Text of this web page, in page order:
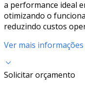
a performance ideal
otimizando o
reduzindo custos
Ver mais informações
Solicitar orçamento